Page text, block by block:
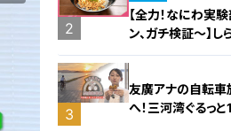
2
【全力！なにわ実
ン、ガチ検証～】し
バラミンチの油そ
3
友廣アナの自転車
へ！三河湾ぐるっ